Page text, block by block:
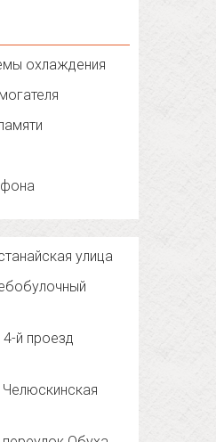
охлаждения
улица
й проезд